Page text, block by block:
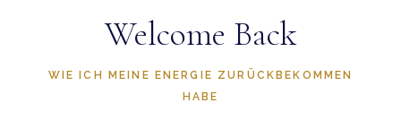
Welcome Back
WIE ICH MEINE ENERGIE ZURÜCKBEKOMMEN
HABE